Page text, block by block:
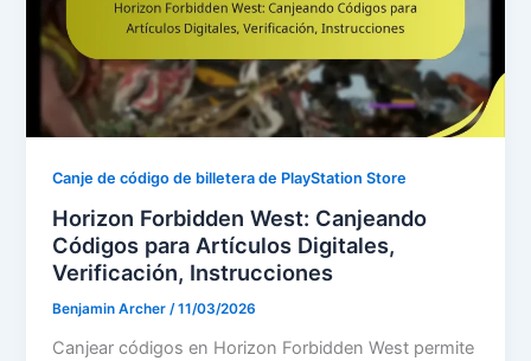
Canje de código de billetera de PlayStation Store
Horizon Forbidden West: Canjeando
Códigos para Artículos Digitales,
Verificación, Instrucciones
Benjamin Archer/11/03/2026
Canjear códigos en Horizon Forbidden West permite